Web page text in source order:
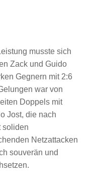
musste sich
Zack und Guido
Gegnern mit 2:6
war von
Doppels mit
Jost, die nach
soliden
Netzattacken
souverän und